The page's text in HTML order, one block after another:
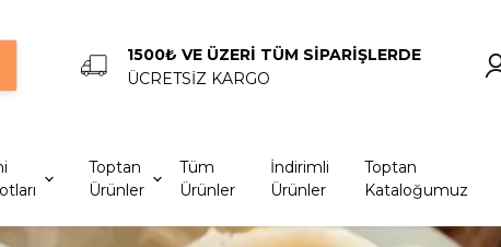
1500₺ VE ÜZERİ TÜM SİPARİŞLERDE
ÜCRETSİZ KARGO
Toptan
Ürünler
Tüm
Ürünler
İndirimli
Ürünler
Toptan
Kataloğumuz